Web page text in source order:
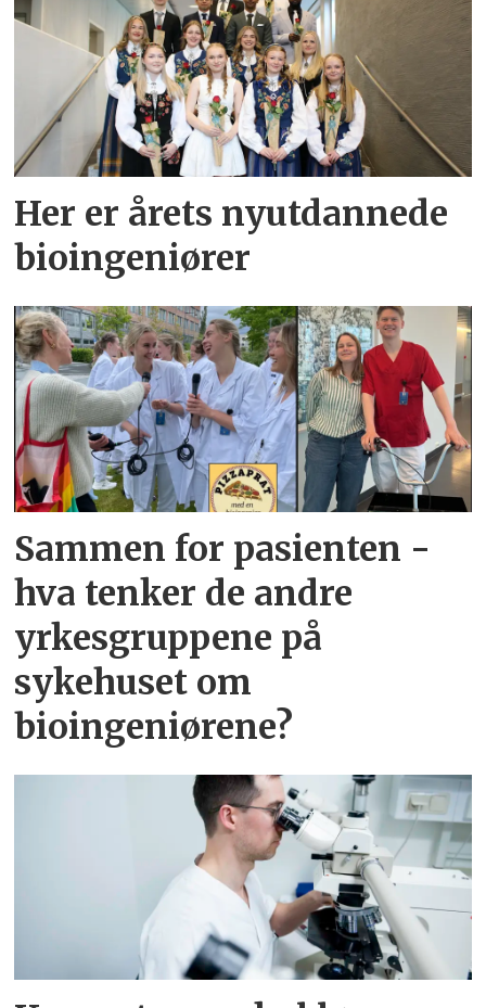
Her er årets nyutdannede
bioingeniører
Sammen for pasienten -
hva tenker de andre
yrkesgruppene på
sykehuset om
bioingeniørene?